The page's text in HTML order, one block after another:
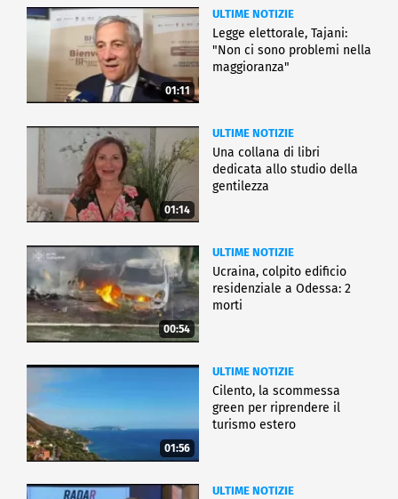
01:11
ULTIME NOTIZIE
Legge elettorale, Tajani:
"Non ci sono problemi nella
maggioranza"
01:14
ULTIME NOTIZIE
Una collana di libri
dedicata allo studio della
gentilezza
00:54
ULTIME NOTIZIE
Ucraina, colpito edificio
residenziale a Odessa: 2
morti
01:56
ULTIME NOTIZIE
Cilento, la scommessa
green per riprendere il
turismo estero
ULTIME NOTIZIE